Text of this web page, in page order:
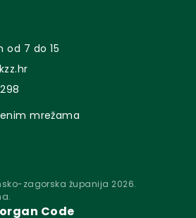
od 7 do 15
mrežama
zagorska županija 2026.
Code